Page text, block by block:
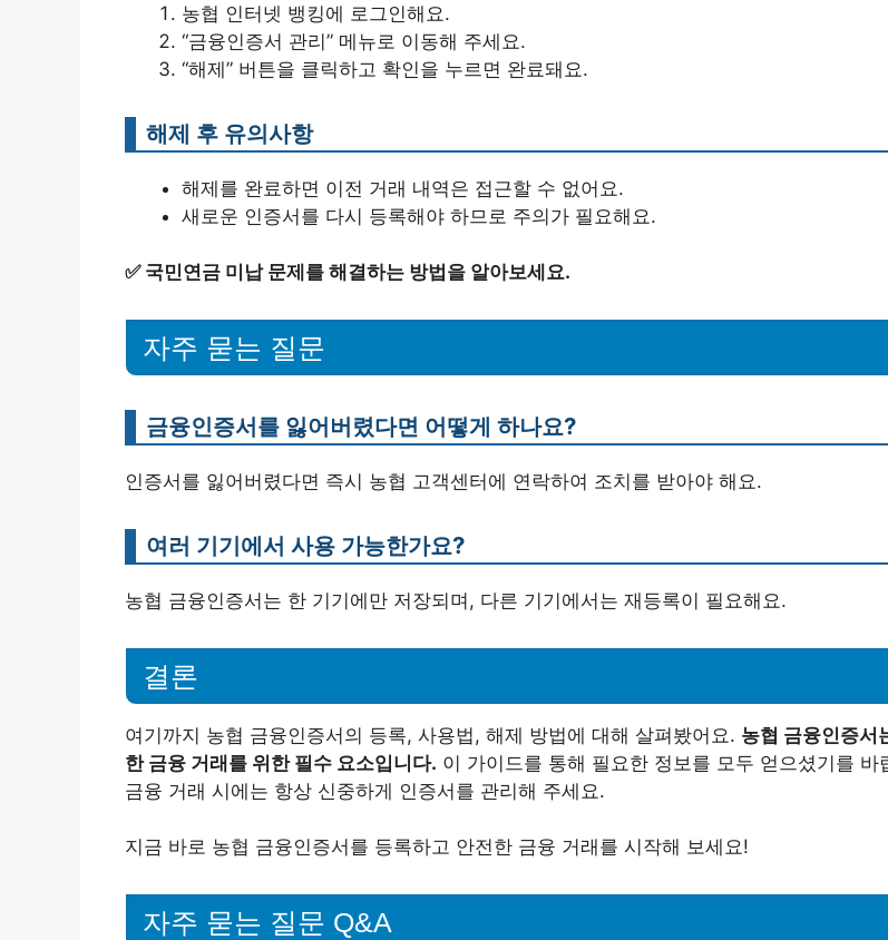
농협 인터넷 뱅킹에 로그인해요.
“금융인증서 관리” 메뉴로 이동해 주세요.
“해제” 버튼을 클릭하고 확인을 누르면 완료돼요.
해제 후 유의사항
해제를 완료하면 이전 거래 내역은 접근할 수 없어요.
새로운 인증서를 다시 등록해야 하므로 주의가 필요해요.
✅ 국민연금 미납 문제를 해결하는 방법을 알아보세요.
자주 묻는 질문
금융인증서를 잃어버렸다면 어떻게 하나요?
인증서를 잃어버렸다면 즉시 농협 고객센터에 연락하여 조치를 받아야 해요.
여러 기기에서 사용 가능한가요?
농협 금융인증서는 한 기기에만 저장되며, 다른 기기에서는 재등록이 필요해요.
결론
여기까지 농협 금융인증서의 등록, 사용법, 해제 방법에 대해 살펴봤어요. 농협 금융인증서
한 금융 거래를 위한 필수 요소입니다. 이 가이드를 통해 필요한 정보를 모두 얻으셨기를 바
금융 거래 시에는 항상 신중하게 인증서를 관리해 주세요.
지금 바로 농협 금융인증서를 등록하고 안전한 금융 거래를 시작해 보세요!
자주 묻는 질문 Q&A